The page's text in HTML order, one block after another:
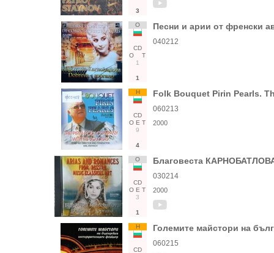
3
О
CD
О
Т
1
1
Песни и арии от френски
040212
Н
CD
О Е Т
9
4
Folk Bouquet Pirin Pearls.
060213
2000
О
CD
О Е Т
3
1
Благовеста
030214
2000
Н
CD
Големите майстори на
060215